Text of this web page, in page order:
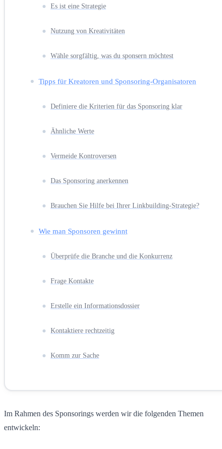
Es ist eine Strategie
Nutzung von Kreativitäten
Wähle sorgfältig, was du sponsern möchtest
Tipps für Kreatoren und Sponsoring-Organisatoren
Definiere die Kriterien für das Sponsoring klar
Ähnliche Werte
Vermeide Kontroversen
Das Sponsoring anerkennen
Brauchen Sie Hilfe bei Ihrer Linkbuilding-Strategie?
Wie man Sponsoren gewinnt
Überprüfe die Branche und die Konkurrenz
Frage Kontakte
Erstelle ein Informationsdossier
Kontaktiere rechtzeitig
Komm zur Sache
Im Rahmen des Sponsorings werden wir die folgenden Themen
entwickeln: